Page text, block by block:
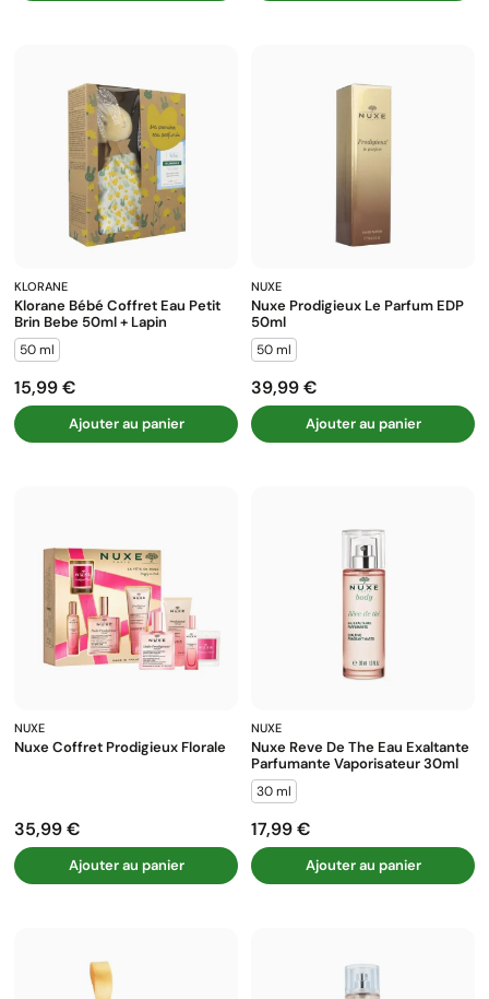
KLORANE
Klorane Bébé Coffret Eau Petit
Brin Bebe 50ml + Lapin
50 ml
Prix
15,99 €
Ajouter au panier
NUXE
Nuxe Prodigieux Le Parfum EDP
50ml
50 ml
Prix
39,99 €
Ajouter au panier
NUXE
Nuxe Coffret Prodigieux Florale
Prix
35,99 €
Ajouter au panier
NUXE
Nuxe Reve De The Eau Exaltante
Parfumante Vaporisateur 30ml
30 ml
Prix
17,99 €
Ajouter au panier